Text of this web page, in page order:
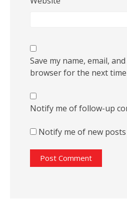
Save my name, email,
browser for the next
Notify me of follow-up
Notify me of new posts